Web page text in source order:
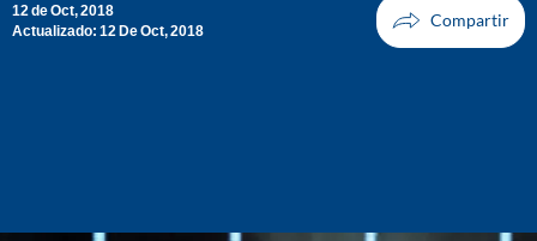
12 de Oct, 2018
Actualizado: 12 De Oct, 2018